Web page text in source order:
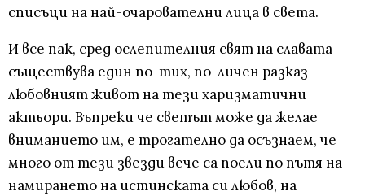
списъци на най-очарователни лица в света.
И все пак, сред ослепителния свят на славата
съществува един по-тих, по-личен разказ -
любовният живот на тези харизматични
актьори. Въпреки че светът може да желае
вниманието им, е трогателно да осъзнаем, че
много от тези звезди вече са поели по пътя на
намирането на истинската си любов, на